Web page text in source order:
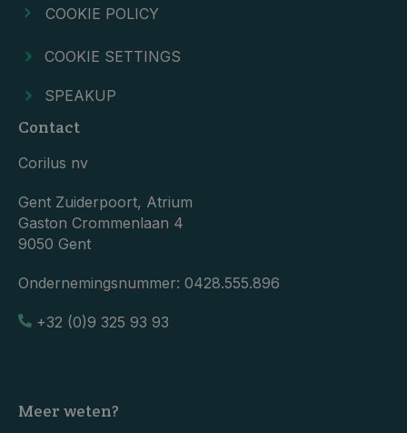
COOKIE POLICY
COOKIE SETTINGS
SPEAKUP
Contact
Corilus nv
Gent Zuiderpoort, Atrium
Gaston Crommenlaan 4
9050 Gent
Ondernemingsnummer: 0428.555.896
+32 (0)9 325 93 93
Meer weten?